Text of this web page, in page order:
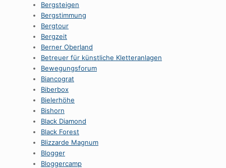
Bergsteigen
Bergstimmung
Bergtour
Bergzeit
Berner Oberland
Betreuer für künstliche Kletteranlagen
Bewegungsforum
Biancograt
Biberbox
Bielerhöhe
Bishorn
Black Diamond
Black Forest
Blizzarde Magnum
Blogger
Bloggercamp